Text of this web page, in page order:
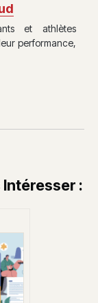
et athlètes
performance,
: